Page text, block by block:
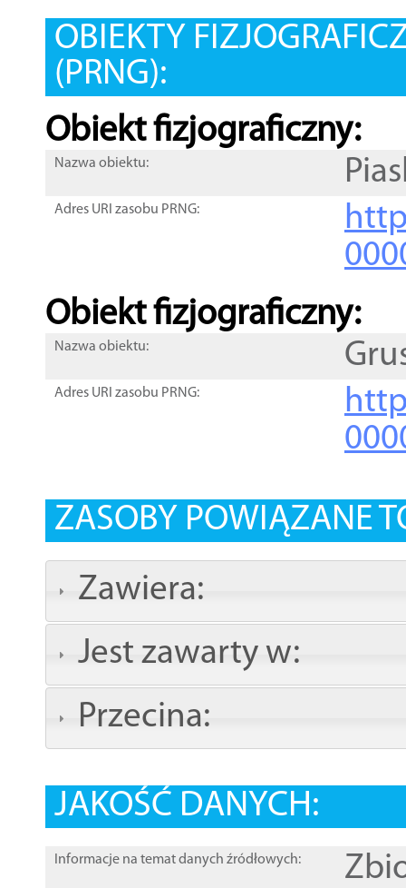
OBIEKTY
(PRNG):
Obiekt fizjograficzny:
Nazwa obiektu:
Adres URI zasobu PRNG:
Obiekt fizjograficzny:
Nazwa obiektu:
Adres URI zasobu PRNG:
ZASOBY POWIĄZANE
Zawiera:
Jest zawarty w:
Przecina:
JAKOŚĆ DANYCH:
Informacje na temat danych źródłowych: